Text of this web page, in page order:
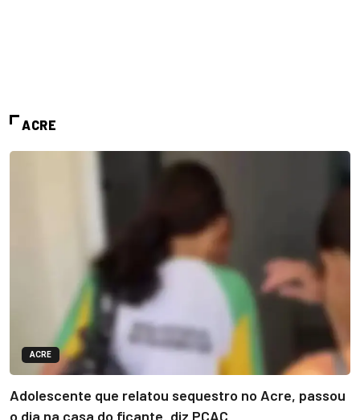
ACRE
ACRE
Adolescente que relatou sequestro no Acre, passou
o dia na casa do ficante, diz PCAC